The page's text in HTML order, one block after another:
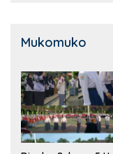
Mukomuko